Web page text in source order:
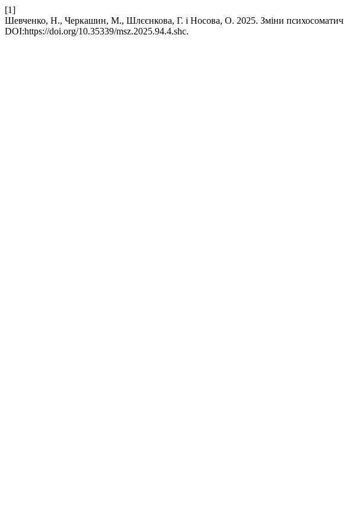
[1]
Шевченко, Н., Черкашин, М., Шлєєнкова, Г. і Носова, О. 2025. Зміни
DOI:https://doi.org/10.35339/msz.2025.94.4.shc.